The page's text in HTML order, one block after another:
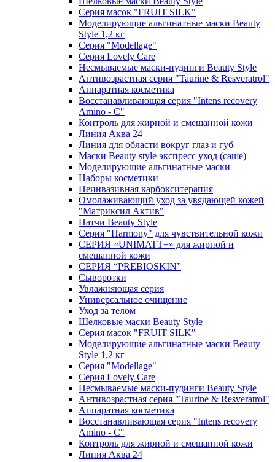
Серия масок "FRUIT SILK"
Моделирующие альгинатные маски Beauty
Style 1,2 кг
Серия "Modellage"
Cерия Lovely Care
Несмываемые маски-пудинги Beauty Style
Антивозрастная серия "Taurine & Resveratrol"
Аппаратная косметика
Восстанавливающая серия "Intens recovery
Amino - C"
Контроль для жирной и смешанной кожи
Линия Аква 24
Линия для области вокруг глаз и губ
Маски Beauty style экспресс уход (саше)
Моделирующие альгинатные маски
Наборы косметики
Неинвазивная карбокситерапия
Омолаживающий уход за увядающей кожей
"Матриксил Актив"
Патчи Beauty Style
Серия "Harmony" для чувствительной кожи
СЕРИЯ «UNIMATT+» для жирной и
смешанной кожи
СЕРИЯ “PREBIOSKIN”
Сыворотки
Увлажняющая серия
Универсальное очищение
Уход за телом
Шелковые маски Beauty Style
Серия масок "FRUIT SILK"
Моделирующие альгинатные маски Beauty
Style 1,2 кг
Серия "Modellage"
Cерия Lovely Care
Несмываемые маски-пудинги Beauty Style
Антивозрастная серия "Taurine & Resveratrol"
Аппаратная косметика
Восстанавливающая серия "Intens recovery
Amino - C"
Контроль для жирной и смешанной кожи
Линия Аква 24